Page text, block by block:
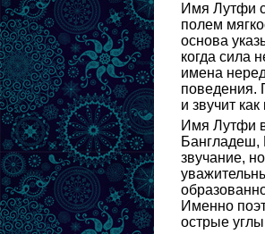
Имя Лутфи
полем
основа
когда сила
имена
поведения.
и звучит
Имя Лутфи
Бангладеш,
звучание,
Именно
острые